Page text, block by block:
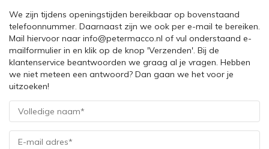
We zijn tijdens openingstijden bereikbaar op bovenstaand
telefoonnummer. Daarnaast zijn we ook per e-mail te bereiken.
Mail hiervoor naar info@petermacco.nl of vul onderstaand e-
mailformulier in en klik op de knop 'Verzenden'. Bij de
klantenservice beantwoorden we graag al je vragen. Hebben
we niet meteen een antwoord? Dan gaan we het voor je
uitzoeken!